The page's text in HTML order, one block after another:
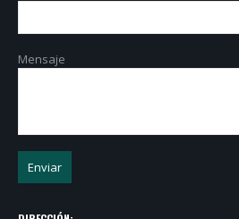
Mensaje